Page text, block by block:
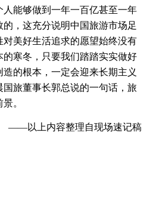
能够做到一年一百亿甚至一年
，这充分说明中国旅游市场足
美好生活追求的愿望始终没有
寒冬，只要我们踏踏实实做好
的根本，一定会迎来长期主义
旅董事长郭总说的一句话，旅
。
——以上内容整理自现场速记稿